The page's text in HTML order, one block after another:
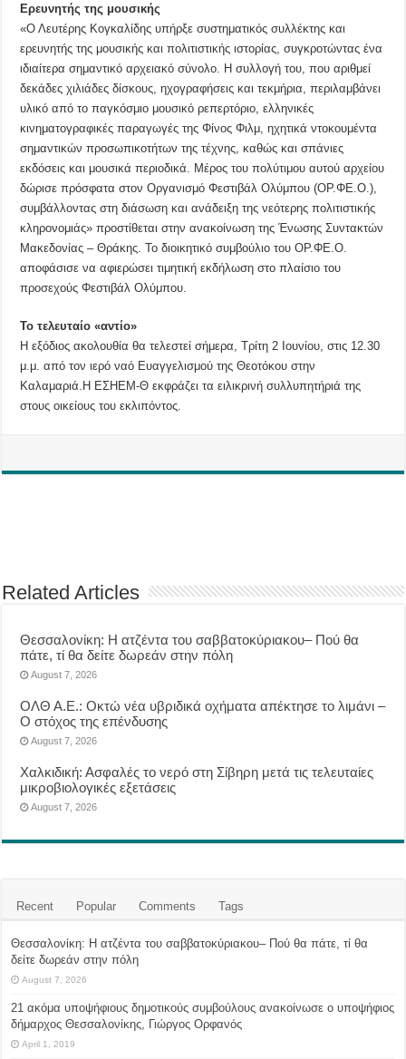
Ερευνητής της μουσικής
«Ο Λευτέρης Κογκαλίδης υπήρξε συστηματικός συλλέκτης και
ερευνητής της μουσικής και πολιτιστικής ιστορίας, συγκροτώντας ένα
ιδιαίτερα σημαντικό αρχειακό σύνολο. Η συλλογή του, που αριθμεί
δεκάδες χιλιάδες δίσκους, ηχογραφήσεις και τεκμήρια, περιλαμβάνει
υλικό από το παγκόσμιο μουσικό ρεπερτόριο, ελληνικές
κινηματογραφικές παραγωγές της Φίνος Φιλμ, ηχητικά ντοκουμέντα
σημαντικών προσωπικοτήτων της τέχνης, καθώς και σπάνιες
εκδόσεις και μουσικά περιοδικά. Μέρος του πολύτιμου αυτού αρχείου
δώρισε πρόσφατα στον Οργανισμό Φεστιβάλ Ολύμπου (ΟΡ.ΦΕ.Ο.),
συμβάλλοντας στη διάσωση και ανάδειξη της νεότερης πολιτιστικής
κληρονομιάς» προστίθεται στην ανακοίνωση της Ένωσης Συντακτών
Μακεδονίας – Θράκης. Το διοικητικό συμβούλιο του ΟΡ.ΦΕ.Ο.
αποφάσισε να αφιερώσει τιμητική εκδήλωση στο πλαίσιο του
προσεχούς Φεστιβάλ Ολύμπου.
Το τελευταίο «αντίο»
Η εξόδιος ακολουθία θα τελεστεί σήμερα, Τρίτη 2 Ιουνίου, στις 12.30
μ.μ. από τον ιερό ναό Ευαγγελισμού της Θεοτόκου στην
Καλαμαριά.Η ΕΣΗΕΜ-Θ εκφράζει τα ειλικρινή συλλυπητήριά της
στους οικείους του εκλιπόντος.
Related Articles
Θεσσαλονίκη: Η ατζέντα του σαββατοκύριακου– Πού θα
πάτε, τί θα δείτε δωρεάν στην πόλη
August 7, 2026
ΟΛΘ Α.Ε.: Οκτώ νέα υβριδικά οχήματα απέκτησε το λιμάνι –
Ο στόχος της επένδυσης
August 7, 2026
Χαλκιδική: Ασφαλές το νερό στη Σίβηρη μετά τις τελευταίες
μικροβιολογικές εξετάσεις
August 7, 2026
Recent Popular Comments Tags
Θεσσαλονίκη: Η ατζέντα του σαββατοκύριακου– Πού θα πάτε, τί θα
δείτε δωρεάν στην πόλη
August 7, 2026
21 ακόμα υποψήφιους δημοτικούς συμβούλους ανακοίνωσε ο υποψήφιος
δήμαρχος Θεσσαλονίκης, Γιώργος Ορφανός
April 1, 2019